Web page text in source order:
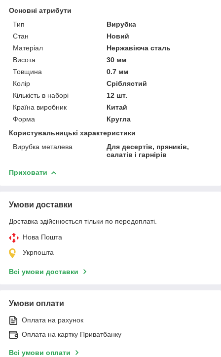
Основні атрибути
Тип
Вирубка
Стан
Новий
Матеріал
Нержавіюча сталь
Висота
30 мм
Товщина
0.7 мм
Колір
Сріблястий
Кількість в наборі
12 шт.
Країна виробник
Китай
Форма
Кругла
Користувальницькі характеристики
Вирубка металева
Для десертів, пряників,
салатів і гарнірів
Приховати
Умови доставки
Доставка здійснюється тільки по передоплаті.
Нова Пошта
Укрпошта
Всі умови доставки
Умови оплати
Оплата на рахунок
Оплата на картку Приватбанку
Всі умови оплати